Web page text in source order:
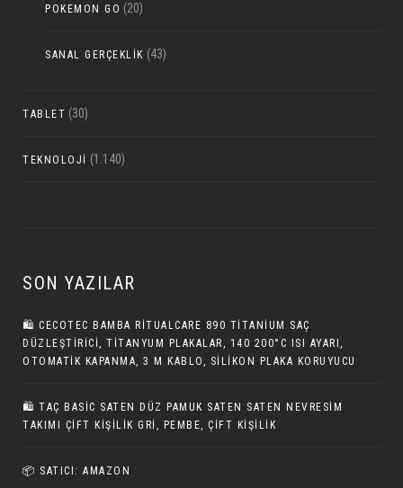
POKEMON GO (20)
SANAL GERÇEKLIK (43)
TABLET (30)
TEKNOLOJI (1.140)
SON YAZILAR
🛍️ CECOTEC BAMBA RITUALCARE 890 TITANIUM SAÇ
DÜZLEŞTIRICI, TITANYUM PLAKALAR, 140 200°C ISI AYARI,
OTOMATIK KAPANMA, 3 M KABLO, SILIKON PLAKA KORUYUCU
🛍️ TAÇ BASIC SATEN DÜZ PAMUK SATEN SATEN NEVRESIM
TAKIMI ÇIFT KIŞILIK GRI, PEMBE, ÇIFT KIŞILIK
📦 SATICI: AMAZON